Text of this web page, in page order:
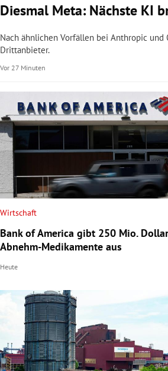
Diesmal Meta: Nächste KI
Nach ähnlichen Vorfällen bei Anthropic
Drittanbieter.
Vor 27 Minuten
Wirtschaft
Bank of America gibt 250 Mio.
Abnehm-Medikamente aus
Heute